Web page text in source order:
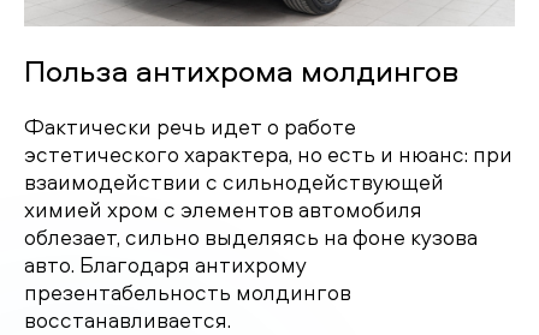
Польза антихрома молдингов
Фактически речь идет о работе
эстетического характера, но есть и нюанс: при
взаимодействии с сильнодействующей
химией хром с элементов автомобиля
облезает, сильно выделяясь на фоне кузова
авто. Благодаря антихрому
презентабельность молдингов
восстанавливается.